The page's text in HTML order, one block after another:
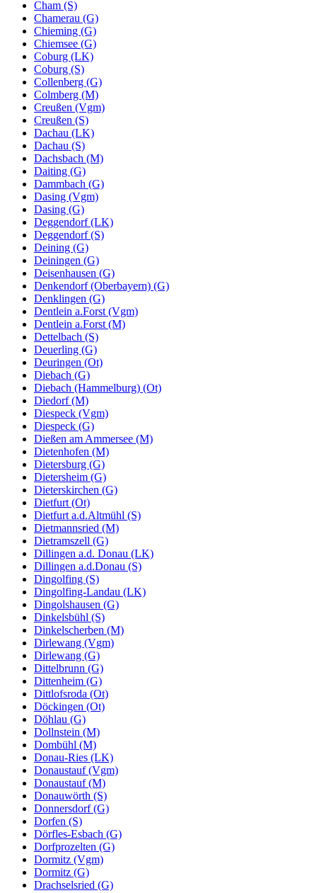
Cham (S)
Chamerau (G)
Chieming (G)
Chiemsee (G)
Coburg (LK)
Coburg (S)
Collenberg (G)
Colmberg (M)
Creußen (Vgm)
Creußen (S)
Dachau (LK)
Dachau (S)
Dachsbach (M)
Daiting (G)
Dammbach (G)
Dasing (Vgm)
Dasing (G)
Deggendorf (LK)
Deggendorf (S)
Deining (G)
Deiningen (G)
Deisenhausen (G)
Denkendorf (Oberbayern) (G)
Denklingen (G)
Dentlein a.Forst (Vgm)
Dentlein a.Forst (M)
Dettelbach (S)
Deuerling (G)
Deuringen (Ot)
Diebach (G)
Diebach (Hammelburg) (Ot)
Diedorf (M)
Diespeck (Vgm)
Diespeck (G)
Dießen am Ammersee (M)
Dietenhofen (M)
Dietersburg (G)
Dietersheim (G)
Dieterskirchen (G)
Dietfurt (Ot)
Dietfurt a.d.Altmühl (S)
Dietmannsried (M)
Dietramszell (G)
Dillingen a.d. Donau (LK)
Dillingen a.d.Donau (S)
Dingolfing (S)
Dingolfing-Landau (LK)
Dingolshausen (G)
Dinkelsbühl (S)
Dinkelscherben (M)
Dirlewang (Vgm)
Dirlewang (G)
Dittelbrunn (G)
Dittenheim (G)
Dittlofsroda (Ot)
Döckingen (Ot)
Döhlau (G)
Dollnstein (M)
Dombühl (M)
Donau-Ries (LK)
Donaustauf (Vgm)
Donaustauf (M)
Donauwörth (S)
Donnersdorf (G)
Dorfen (S)
Dörfles-Esbach (G)
Dorfprozelten (G)
Dormitz (Vgm)
Dormitz (G)
Drachselsried (G)